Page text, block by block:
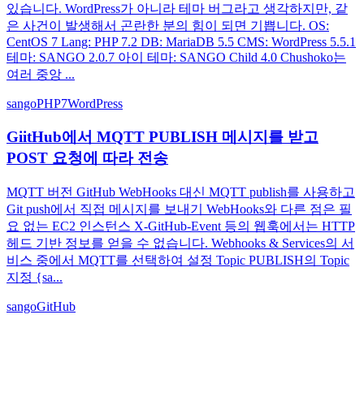
있습니다. WordPress가 아니라 테마 버그라고 생각하지만, 같
은 사건이 발생해서 곤란한 분의 힘이 되면 기쁩니다. OS:
CentOS 7 Lang: PHP 7.2 DB: MariaDB 5.5 CMS: WordPress 5.5.1
테마: SANGO 2.0.7 아이 테마: SANGO Child 4.0 Chushoko는
여러 중앙 ...
sangoPHP7WordPress
GiitHub에서 MQTT PUBLISH 메시지를 받고
POST 요청에 따라 전송
MQTT 버전 GitHub WebHooks 대신 MQTT publish를 사용하고
Git push에서 직접 메시지를 보내기 WebHooks와 다른 점은 필
요 없는 EC2 인스턴스 X-GitHub-Event 등의 웹훅에서는 HTTP
헤드 기반 정보를 얻을 수 없습니다. Webhooks & Services의 서
비스 중에서 MQTT를 선택하여 설정 Topic PUBLISH의 Topic
지정 {sa...
sangoGitHub